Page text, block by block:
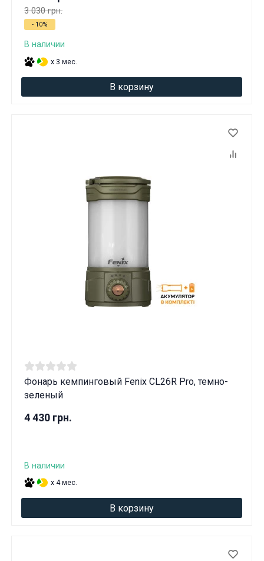
3 030 грн.
- 10%
В наличии
x 3 мес.
В корзину
Фонарь кемпинговый Fenix CL26R Pro, темно-
зеленый
4 430 грн.
В наличии
x 4 мес.
В корзину